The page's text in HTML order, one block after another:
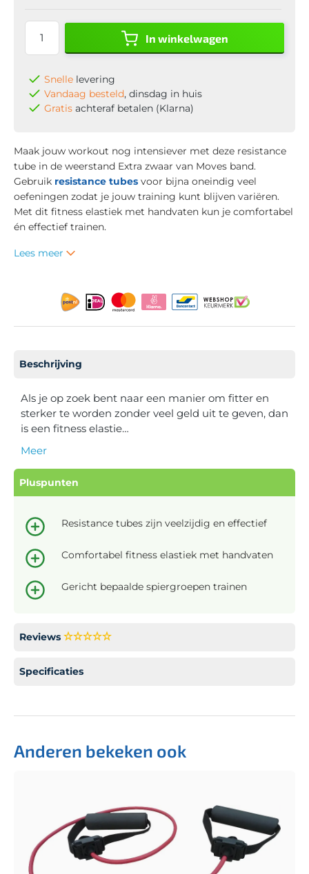
In winkelwagen
Snelle levering
Vandaag besteld, dinsdag in huis
Gratis achteraf betalen (Klarna)
Maak jouw workout nog intensiever met deze resistance
tube in de weerstand Extra zwaar van Moves band.
Gebruik resistance tubes voor bijna oneindig veel
oefeningen zodat je jouw training kunt blijven variëren.
Met dit fitness elastiek met handvaten kun je comfortabel
én effectief trainen.
Lees meer
Beschrijving
Als je op zoek bent naar een manier om fitter en
sterker te worden zonder veel geld uit te geven, dan
is een fitness elastie…
Meer
Pluspunten
Resistance tubes zijn veelzijdig en effectief
Comfortabel fitness elastiek met handvaten
Gericht bepaalde spiergroepen trainen
Reviews
Specificaties
Anderen bekeken ook